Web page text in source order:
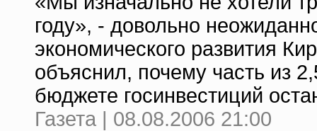
году», - довольно
экономического развития
объяснил, почему часть из
бюджете госинвестиций
Газета | 08.08.2006 21:00